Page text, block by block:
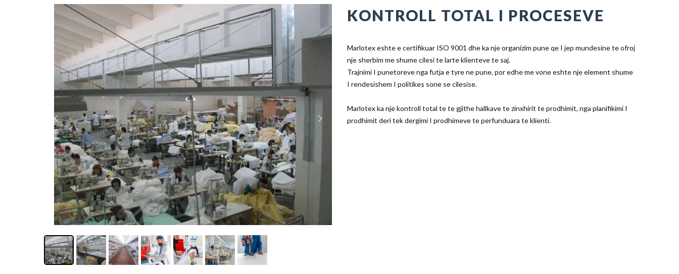
KONTROLL TOTAL I PROCESEVE
Marlotex eshte e certifikuar ISO 9001 dhe ka nje organizim pune qe I jep mundesine te ofroj
nje sherbim me shume cilesi te larte klienteve te saj.
Trajnimi I punetoreve nga futja e tyre ne pune, por edhe me vone eshte nje element shume
I rendesishem I politikes sone se cilesise.
Marlotex ka nje kontroll total te te gjithe hallkave te zinxhirit te prodhimit, nga planifikimi I
prodhimit deri tek dergimi I prodhimeve te perfunduara te klienti.